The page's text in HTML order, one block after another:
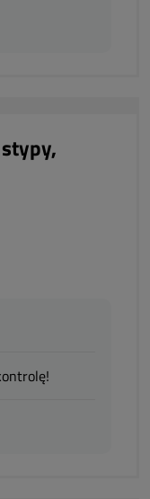
stypy,